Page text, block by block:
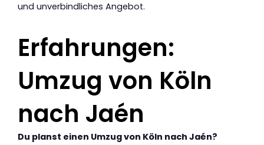
und unverbindliches Angebot.
Erfahrungen:
Umzug von Köln
nach Jaén
Du planst einen Umzug von Köln nach Jaén?